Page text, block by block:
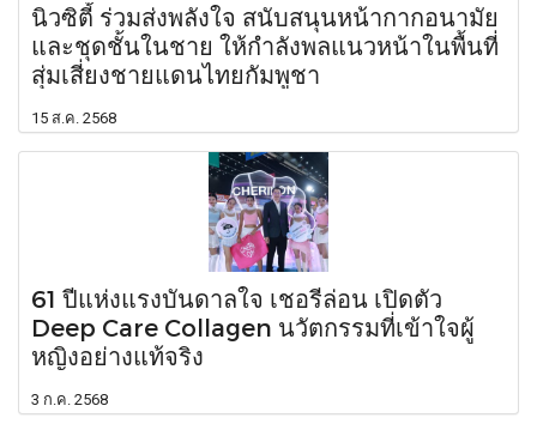
นิวซิตี้ ร่วมส่งพลังใจ สนับสนุนหน้ากากอนามัย
และชุดชั้นในชาย ให้กำลังพลแนวหน้าในพื้นที่
สุ่มเสี่ยงชายแดนไทยกัมพูชา
15 ส.ค. 2568
61 ปีแห่งแรงบันดาลใจ เชอรีล่อน เปิดตัว
Deep Care Collagen นวัตกรรมที่เข้าใจผู้
หญิงอย่างแท้จริง
3 ก.ค. 2568